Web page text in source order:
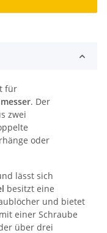
für
. Der
zwei
oder
lässt sich
besitzt eine
und bietet
einer Schraube
über drei